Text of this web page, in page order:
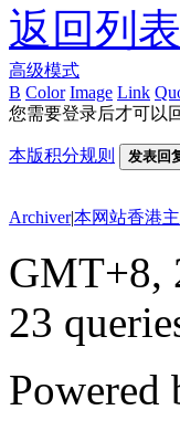
返回列表
高级模式
B Color Image Link
您需要登录后才可以
本版积分规则 发表回
Archiver|本网站香港主
GMT+8,
23
Powered